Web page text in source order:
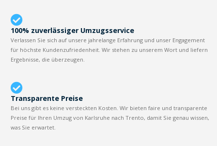
100% zuverlässiger Umzugsservice
Verlassen Sie sich auf unsere jahrelange Erfahrung und unser Engagement
für höchste Kundenzufriedenheit. Wir stehen zu unserem Wort und liefern
Ergebnisse, die überzeugen.
Transparente Preise
Bei uns gibt es keine versteckten Kosten. Wir bieten faire und transparente
Preise für Ihren Umzug von Karlsruhe nach Trento, damit Sie genau wissen,
was Sie erwartet.